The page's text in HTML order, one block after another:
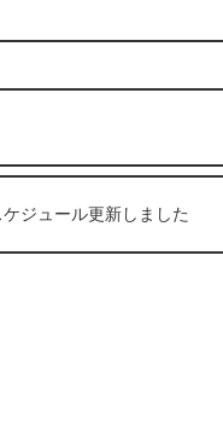
ジュール更新しました